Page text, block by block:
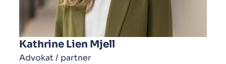
Kathrine Lien Mjell
Advokat / partner